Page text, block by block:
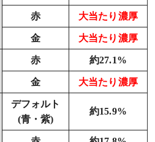
赤 大当たり濃厚
金 大当たり濃厚
赤 約27.1%
金 大当たり濃厚
デフォルト
(青・紫)
約15.9%